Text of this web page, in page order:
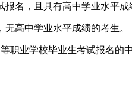
名，且具有高中学业水平成
高中学业水平成绩的考生。
业学校毕业生考试报名的